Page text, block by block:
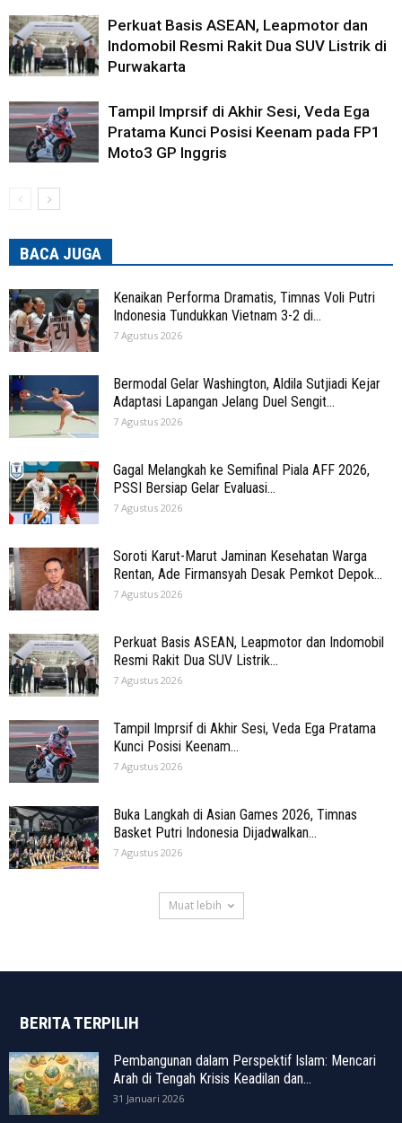
Perkuat Basis ASEAN, Leapmotor dan
Indomobil Resmi Rakit Dua SUV Listrik di
Purwakarta
Tampil Imprsif di Akhir Sesi, Veda Ega
Pratama Kunci Posisi Keenam pada FP1
Moto3 GP Inggris
BACA JUGA
Kenaikan Performa Dramatis, Timnas Voli Putri
Indonesia Tundukkan Vietnam 3-2 di...
7 Agustus 2026
Bermodal Gelar Washington, Aldila Sutjiadi Kejar
Adaptasi Lapangan Jelang Duel Sengit...
7 Agustus 2026
Gagal Melangkah ke Semifinal Piala AFF 2026,
PSSI Bersiap Gelar Evaluasi...
7 Agustus 2026
Soroti Karut-Marut Jaminan Kesehatan Warga
Rentan, Ade Firmansyah Desak Pemkot Depok...
7 Agustus 2026
Perkuat Basis ASEAN, Leapmotor dan Indomobil
Resmi Rakit Dua SUV Listrik...
7 Agustus 2026
Tampil Imprsif di Akhir Sesi, Veda Ega Pratama
Kunci Posisi Keenam...
7 Agustus 2026
Buka Langkah di Asian Games 2026, Timnas
Basket Putri Indonesia Dijadwalkan...
7 Agustus 2026
Muat lebih
BERITA TERPILIH
Pembangunan dalam Perspektif Islam: Mencari
Arah di Tengah Krisis Keadilan dan...
31 Januari 2026